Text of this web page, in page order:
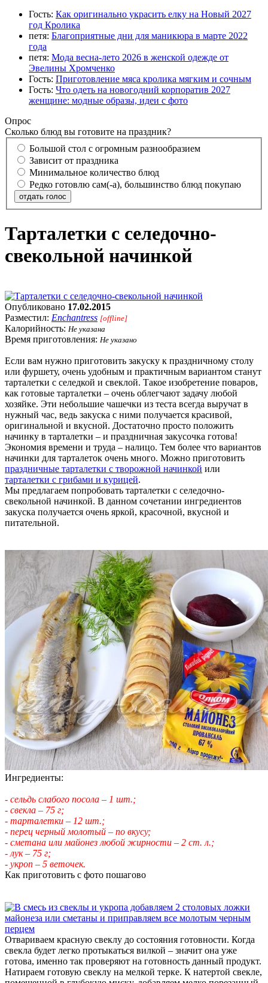
Гость: Как оригинально украсить елку на Новый 2027
год Кролика
петя: Благоприятные дни для маникюра в марте 2022
года
петя: Мода весна-лето 2026 в женской одежде от
Эвелины Хромченко
Гость: Приготовление мяса кролика мягким и сочным
Гость: Что одеть на новогодний корпоратив 2027
женщине: модные образы, идеи с фото
Опрос
Сколько блюд вы готовите на праздник?
Большой стол с огромным разнообразием
Зависит от праздника
Минимальное количество блюд
Редко готовлю сам(-а), большинство блюд покупаю
отдать голос
Тарталетки с селедочно-
свекольной начинкой
Опубликовано 17.02.2015
Разместил: Enchantress [offline]
Калорийность: Не указана
Время приготовления: Не указано
Если вам нужно приготовить закуску к праздничному столу
или фуршету, очень удобным и практичным вариантом станут
тарталетки с селедкой и свеклой. Такое изобретение поваров,
как готовые тарталетки – очень облегчают задачу любой
хозяйке. Эти небольшие чашечки из теста всегда выручат в
нужный час, ведь закуска с ними получается красивой,
оригинальной и вкусной. Достаточно просто положить
начинку в тарталетки – и праздничная закусочка готова!
Экономия времени и труда – налицо. Тем более что вариантов
начинки для тарталеток очень много. Можно приготовить
праздничные тарталетки с творожной начинкой или
тарталетки с грибами и курицей.
Мы предлагаем попробовать тарталетки с селедочно-
свекольной начинкой. В данном сочетании ингредиентов
закуска получается очень яркой, красочной, вкусной и
питательной.
Ингредиенты:
- сельдь слабого посола – 1 шт.;
- свекла – 75 г;
- тарталетки – 12 шт.;
- перец черный молотый – по вкусу;
- сметана или майонез любой жирности – 2 ст. л.;
- лук – 75 г;
- укроп – 5 веточек.
Как приготовить с фото пошагово
Отвариваем красную свеклу до состояния готовности. Когда
свекла будет легко протыкаться вилкой – значит она уже
готова, именно так проверяют на готовность данный продукт.
Натираем готовую свеклу на мелкой терке. К натертой свекле,